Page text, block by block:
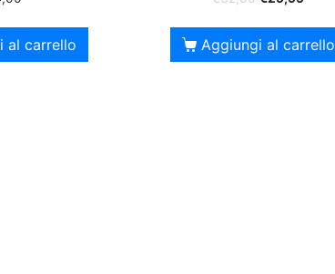
al carrello Aggiungi al carrello